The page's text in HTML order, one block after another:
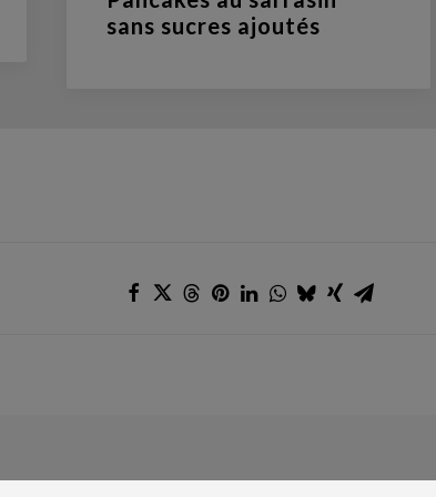
sans sucres ajoutés
ARTICLES ET RECETTES